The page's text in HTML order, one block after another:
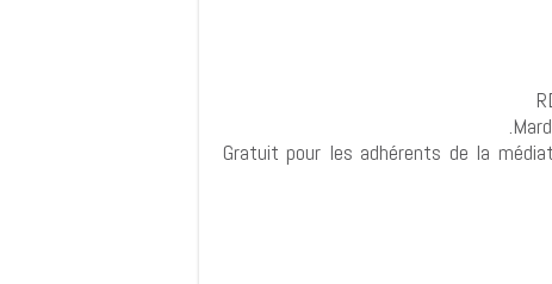
20 ₪ | Gratuit pour les adhérents de la